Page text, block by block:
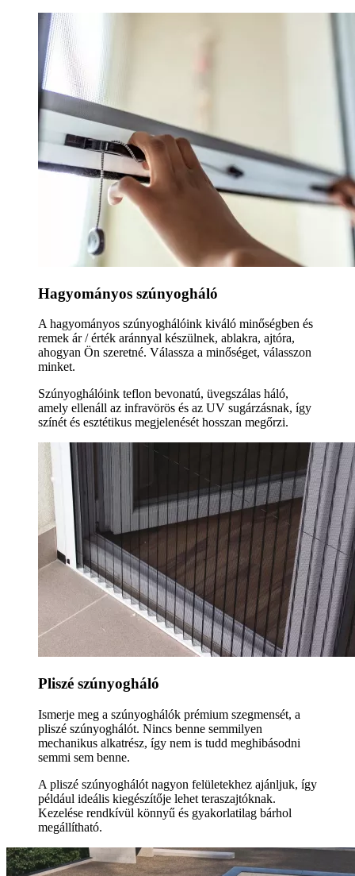
Hagyományos szúnyogháló
A hagyományos szúnyoghálóink kiváló minőségben és
remek ár / érték aránnyal készülnek, ablakra, ajtóra,
ahogyan Ön szeretné. Válassza a minőséget, válasszon
minket.
Szúnyoghálóink teflon bevonatú, üvegszálas háló,
amely ellenáll az infravörös és az UV sugárzásnak, így
színét és esztétikus megjelenését hosszan megőrzi.
Pliszé szúnyogháló
Ismerje meg a szúnyoghálók prémium szegmensét, a
pliszé szúnyoghálót. Nincs benne semmilyen
mechanikus alkatrész, így nem is tudd meghibásodni
semmi sem benne.
A pliszé szúnyoghálót nagyon felületekhez ajánljuk, így
például ideális kiegészítője lehet teraszajtóknak.
Kezelése rendkívül könnyű és gyakorlatilag bárhol
megállítható.